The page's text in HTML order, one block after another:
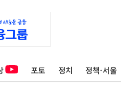
포토 정치 정책·서울